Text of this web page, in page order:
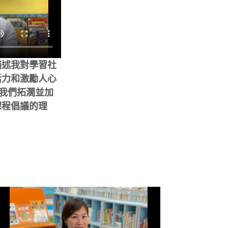
我對學習社
和激勵人心
們拓濶並加
倡議的理